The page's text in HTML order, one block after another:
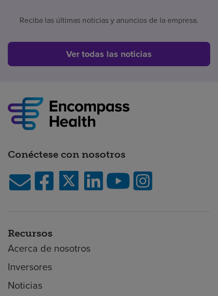
Reciba las últimas noticias y anuncios de la empresa.
Ver todas las noticias
Conéctese con nosotros
Recursos
Acerca de nosotros
Inversores
Noticias